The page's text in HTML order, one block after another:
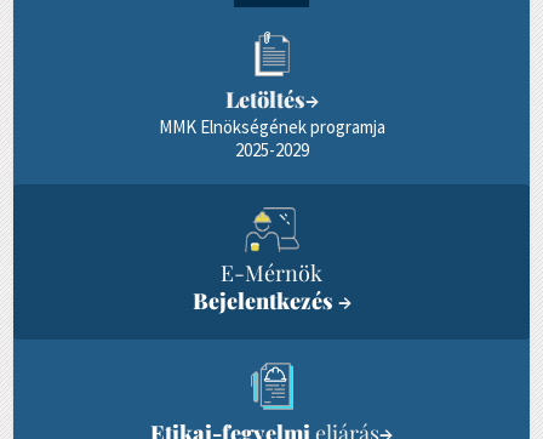
Letöltés→
MMK Elnökségének programja
2025-2029
E-Mérnök
Bejelentkezés →
Etikai-fegyelmi eljárás